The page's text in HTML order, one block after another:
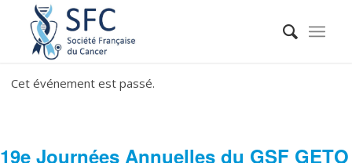
Cet événement est passé.
19e Journées Annuelles du GSF GETO